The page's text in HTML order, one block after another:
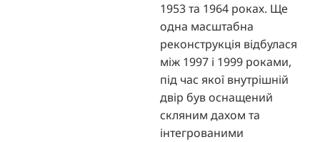
1953 та 1964 роках. Ще
одна масштабна
реконструкція відбулася
між 1997 і 1999 роками,
під час якої внутрішній
двір був оснащений
скляним дахом та
інтегрованими